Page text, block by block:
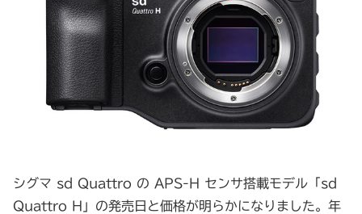
シグマ sd Quattro の APS-H センサ搭載モデル「sd
Quattro H」の発売日と価格が明らかになりました。年